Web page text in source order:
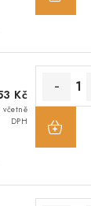
Kč
včetně
DPH